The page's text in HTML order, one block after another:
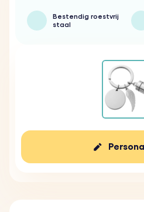
Bestendig roestvrij
staal